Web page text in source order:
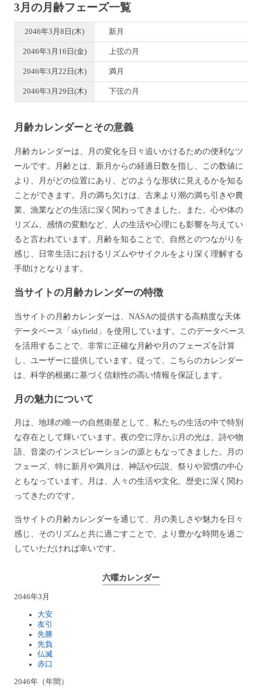
3月の月齢フェーズ一覧
2046年3月8日(木) 新月
2046年3月16日(金) 上弦の月
2046年3月22日(木) 満月
2046年3月29日(木) 下弦の月
月齢カレンダーとその意義
月齢カレンダーは、月の変化を日々追いかけるための便利なツ
ールです。月齢とは、新月からの経過日数を指し、この数値に
より、月がどの位置にあり、どのような形状に見えるかを知る
ことができます。月の満ち欠けは、古来より潮の満ち引きや農
業、漁業などの生活に深く関わってきました。また、心や体の
リズム、感情の変動など、人の生活や心理にも影響を与えてい
ると言われています。月齢を知ることで、自然とのつながりを
感じ、日常生活におけるリズムやサイクルをより深く理解する
手助けとなります。
当サイトの月齢カレンダーの特徴
当サイトの月齢カレンダーは、NASAの提供する高精度な天体
データベース「skyfield」を使用しています。このデータベース
を活用することで、非常に正確な月齢や月のフェーズを計算
し、ユーザーに提供しています。従って、こちらのカレンダー
は、科学的根拠に基づく信頼性の高い情報を保証します。
月の魅力について
月は、地球の唯一の自然衛星として、私たちの生活の中で特別
な存在として輝いています。夜の空に浮かぶ月の光は、詩や物
語、音楽のインスピレーションの源ともなってきました。月の
フェーズ、特に新月や満月は、神話や伝説、祭りや習慣の中心
ともなっています。月は、人々の生活や文化、歴史に深く関わ
ってきたのです。
当サイトの月齢カレンダーを通じて、月の美しさや魅力を日々
感じ、そのリズムと共に過ごすことで、より豊かな時間を過ご
していただければ幸いです。
六曜カレンダー
2046年3月
大安
友引
先勝
先負
仏滅
赤口
2046年（年間）